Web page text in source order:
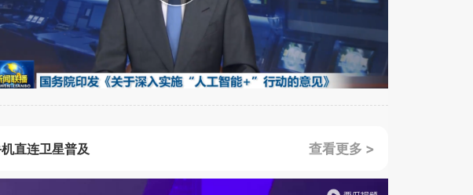
直连卫星普及 查看更多 >